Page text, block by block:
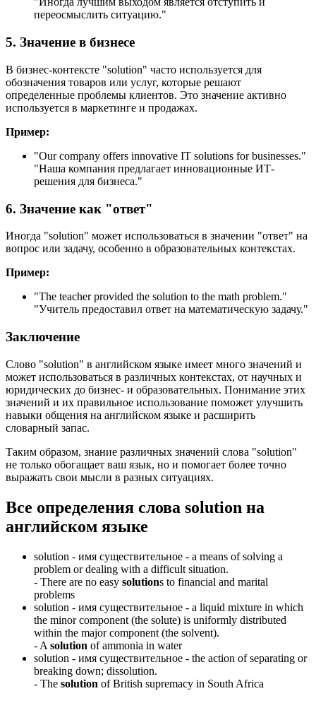
переосмыслить ситуацию."
5. Значение в бизнесе
В бизнес-контексте "solution" часто используется для
обозначения товаров или услуг, которые решают
определенные проблемы клиентов. Это значение активно
используется в маркетинге и продажах.
Пример:
"Our company offers innovative IT solutions for businesses."
"Наша компания предлагает инновационные ИТ-
решения для бизнеса."
6. Значение как "ответ"
Иногда "solution" может использоваться в значении "ответ" на
вопрос или задачу, особенно в образовательных контекстах.
Пример:
"The teacher provided the solution to the math problem."
"Учитель предоставил ответ на математическую задачу."
Заключение
Слово "solution" в английском языке имеет много значений и
может использоваться в различных контекстах, от научных и
юридических до бизнес- и образовательных. Понимание этих
значений и их правильное использование поможет улучшить
навыки общения на английском языке и расширить
словарный запас.
Таким образом, знание различных значений слова "solution"
не только обогащает ваш язык, но и помогает более точно
выражать свои мысли в разных ситуациях.
Все определения слова solution на
английском языке
solution - имя существительное - a means of solving a
problem or dealing with a difficult situation.
- There are no easy solutions to financial and marital
problems
solution - имя существительное - a liquid mixture in which
the minor component (the solute) is uniformly distributed
within the major component (the solvent).
- A solution of ammonia in water
solution - имя существительное - the action of separating or
breaking down; dissolution.
- The solution of British supremacy in South Africa